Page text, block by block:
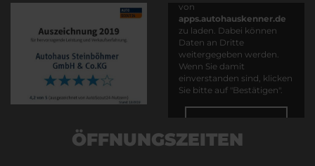
von
apps.autohauskenner.de
zu laden. Dabei können
Daten an Dritte
weitergegeben werden.
Wenn Sie damit
einverstanden sind, klicken
Sie bitte auf "Bestätigen".
ÖFFNUNGSZEITEN